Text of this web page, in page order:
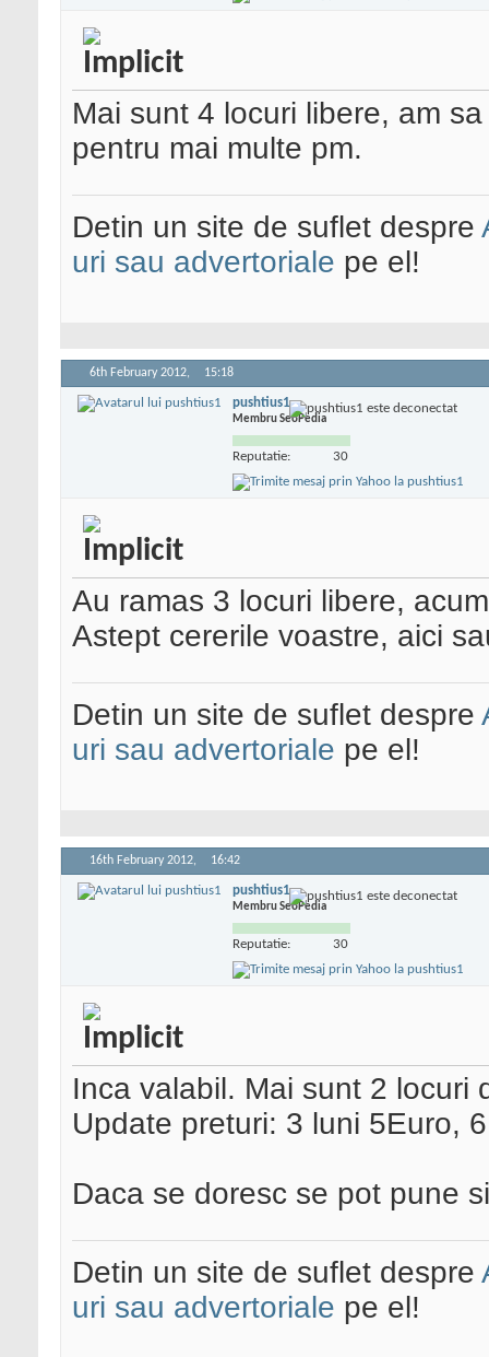
Mai sunt 4 locuri libere, am
pentru mai multe pm.
Detin un site de suflet despre
uri sau advertoriale pe el!
6th February 2012, 15:18
pushtius1
Membru SeoPedia
Reputatie: 30
Au ramas 3 locuri libere,
Astept cererile voastre, aici
Detin un site de suflet despre
uri sau advertoriale pe el!
16th February 2012, 16:42
pushtius1
Membru SeoPedia
Reputatie: 30
Inca valabil. Mai sunt 2 locuri
Update preturi: 3 luni 5Euro,
Daca se doresc se pot pune
Detin un site de suflet despre
uri sau advertoriale pe el!